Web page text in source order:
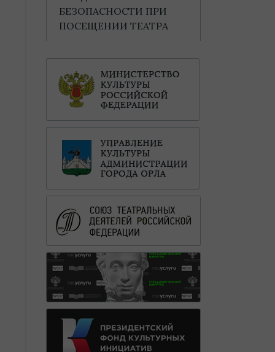
БЕЗОПАСНОСТИ ПРИ
ПОСЕЩЕНИИ ТЕАТРА